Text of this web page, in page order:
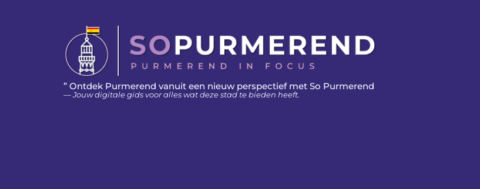
” Ontdek Purmerend vanuit een nieuw perspectief met So Purmerend
— Jouw digitale gids voor alles wat deze stad te bieden heeft.